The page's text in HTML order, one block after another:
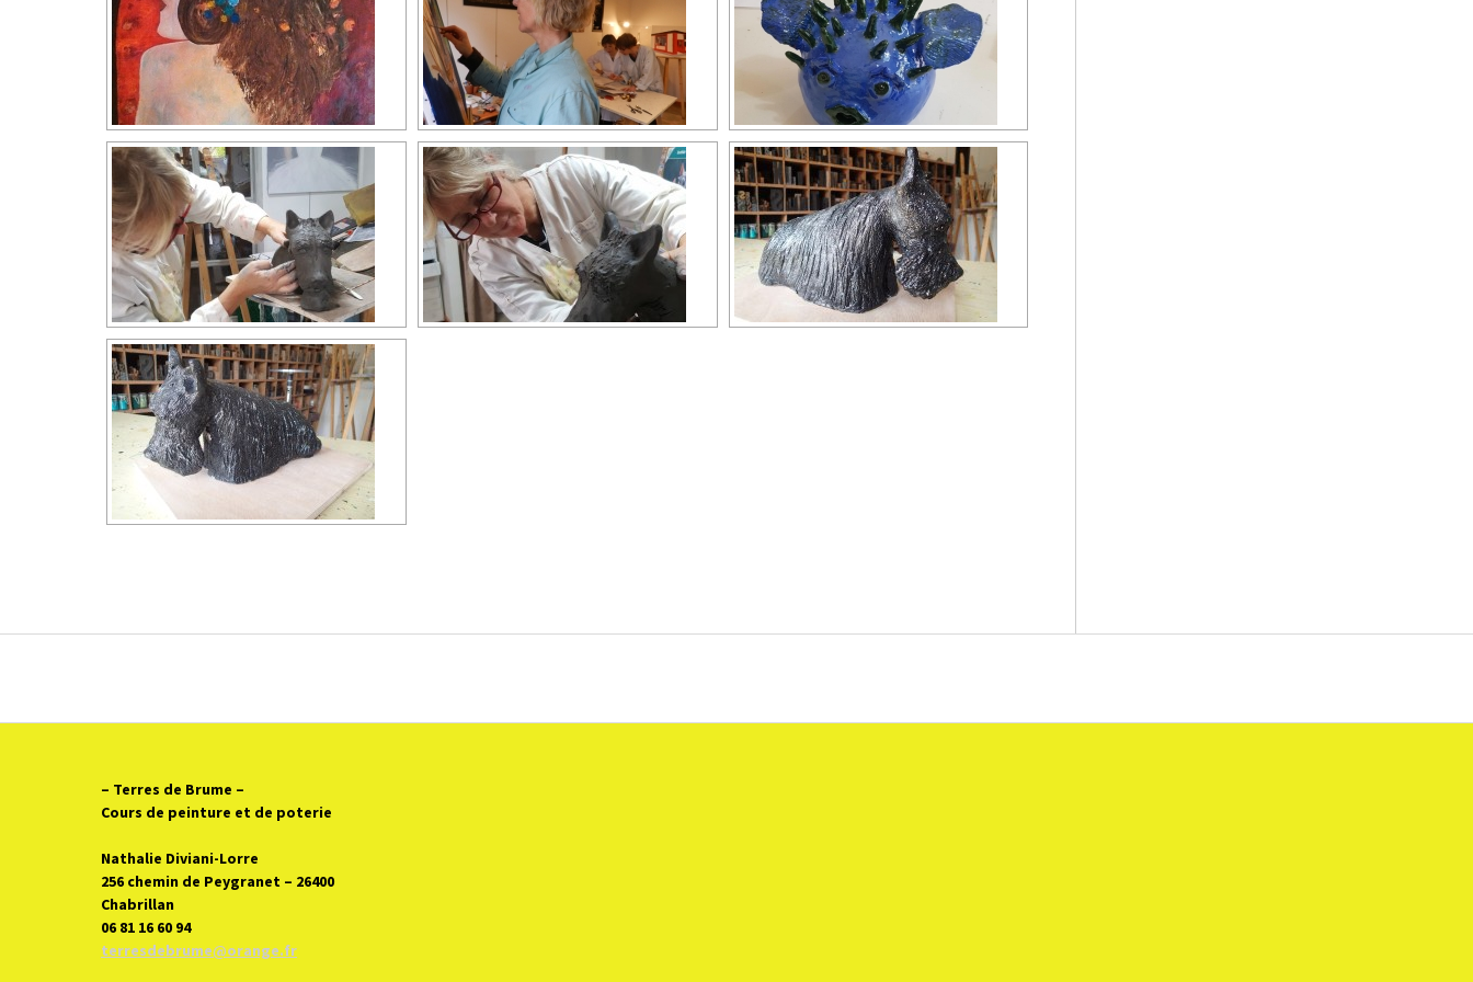
– Terres de Brume –
Cours de peinture et de poterie
Nathalie Diviani-Lorre
256 chemin de Peygranet – 26400
Chabrillan
06 81 16 60 94
terresdebrume@orange.fr